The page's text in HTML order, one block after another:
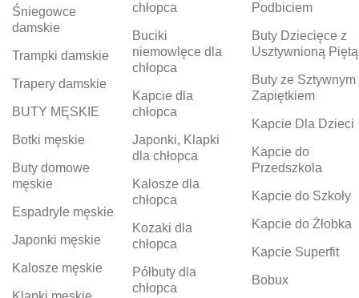
Śniegowce
damskie
Trampki damskie
Trapery damskie
BUTY MĘSKIE
Botki męskie
Buty domowe
męskie
Espadryle męskie
Japonki męskie
Kalosze męskie
chłopca
Buciki
niemowlęce dla
chłopca
Kapcie dla
chłopca
Japonki, Klapki
dla chłopca
Kalosze dla
chłopca
Kozaki dla
chłopca
Półbuty dla
chłopca
Podbiciem
Buty Dziecięce z
Usztywnioną Piętą
Buty ze Sztywnym
Zapiętkiem
Kapcie Dla Dzieci
Kapcie do
Przedszkola
Kapcie do Szkoły
Kapcie do Żłobka
Kapcie Superfit
Bobux